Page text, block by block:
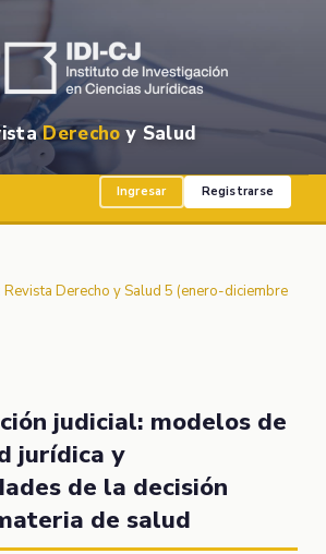
Derecho y Salud
Ingresar Registrarse
Derecho y Salud 5 (enero-diciembre
judicial: modelos de
jurídica y
de la decisión
de salud